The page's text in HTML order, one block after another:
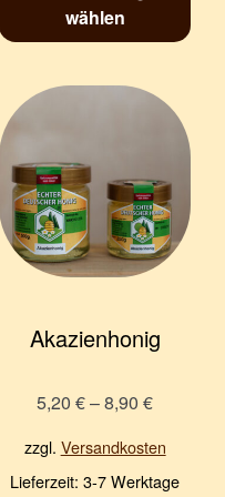
wählen
Akazienhonig
5,20€–8,90€
zzgl. Versandkosten
Lieferzeit:3-7 Werktage